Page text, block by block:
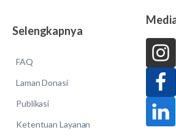
Selengkapnya
FAQ
Laman Donasi
Publikasi
Ketentuan Layanan